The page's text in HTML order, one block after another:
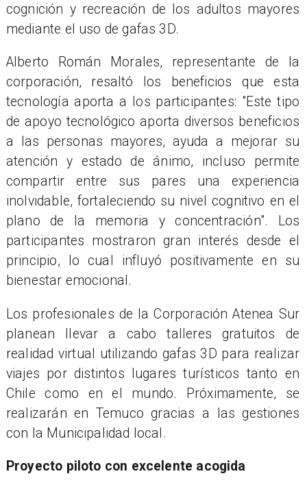
cognición y recreación de los adultos mayores
mediante el uso de gafas 3D.
Alberto Román Morales, representante de la
corporación, resaltó los beneficios que esta
tecnología aporta a los participantes: "Este tipo
de apoyo tecnológico aporta diversos beneficios
a las personas mayores, ayuda a mejorar su
atención y estado de ánimo, incluso permite
compartir entre sus pares una experiencia
inolvidable, fortaleciendo su nivel cognitivo en el
plano de la memoria y concentración". Los
participantes mostraron gran interés desde el
principio, lo cual influyó positivamente en su
bienestar emocional.
Los profesionales de la Corporación Atenea Sur
planean llevar a cabo talleres gratuitos de
realidad virtual utilizando gafas 3D para realizar
viajes por distintos lugares turísticos tanto en
Chile como en el mundo. Próximamente, se
realizarán en Temuco gracias a las gestiones
con la Municipalidad local.
Proyecto piloto con excelente acogida